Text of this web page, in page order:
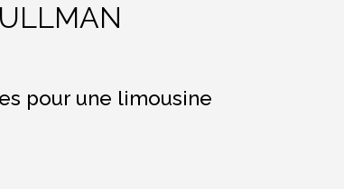
pour une limousine